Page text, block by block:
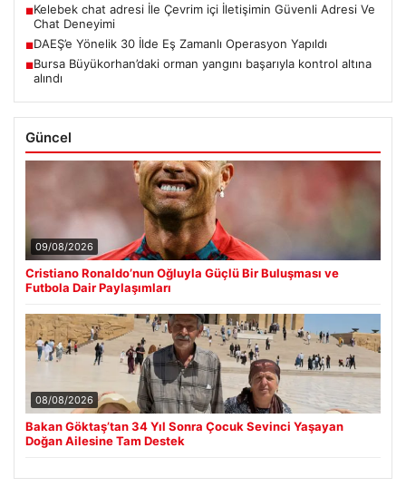
■Kelebek chat adresi İle Çevrim içi İletişimin Güvenli Adresi Ve
Chat Deneyimi
■DAEŞ’e Yönelik 30 İlde Eş Zamanlı Operasyon Yapıldı
■Bursa Büyükorhan’daki orman yangını başarıyla kontrol altına
alındı
Güncel
09/08/2026
Cristiano Ronaldo’nun Oğluyla Güçlü Bir Buluşması ve
Futbola Dair Paylaşımları
08/08/2026
Bakan Göktaş’tan 34 Yıl Sonra Çocuk Sevinci Yaşayan
Doğan Ailesine Tam Destek